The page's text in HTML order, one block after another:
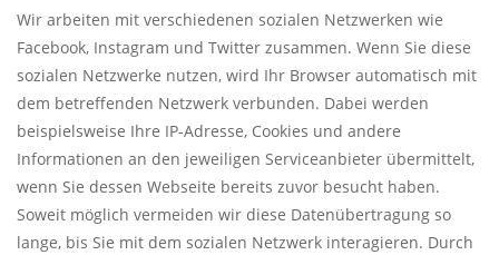
Wir arbeiten mit verschiedenen sozialen Netzwerken wie
Facebook, Instagram und Twitter zusammen. Wenn Sie diese
sozialen Netzwerke nutzen, wird Ihr Browser automatisch mit
dem betreffenden Netzwerk verbunden. Dabei werden
beispielsweise Ihre IP-Adresse, Cookies und andere
Informationen an den jeweiligen Serviceanbieter übermittelt,
wenn Sie dessen Webseite bereits zuvor besucht haben.
Soweit möglich vermeiden wir diese Datenübertragung so
lange, bis Sie mit dem sozialen Netzwerk interagieren. Durch